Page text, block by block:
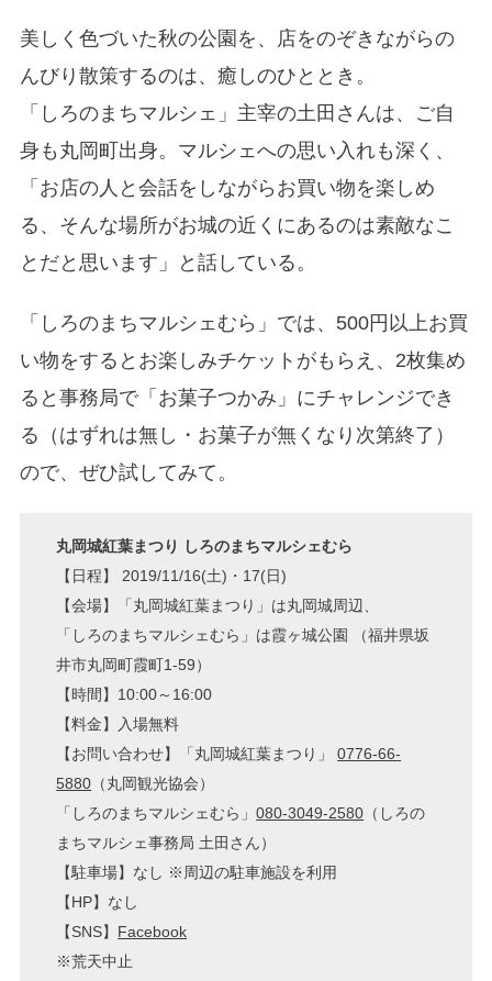
美しく色づいた秋の公園を、店をのぞきながらの
んびり散策するのは、癒しのひととき。
「しろのまちマルシェ」主宰の土田さんは、ご自
身も丸岡町出身。マルシェへの思い入れも深く、
「お店の人と会話をしながらお買い物を楽しめ
る、そんな場所がお城の近くにあるのは素敵なこ
とだと思います」と話している。
「しろのまちマルシェむら」では、500円以上お買
い物をするとお楽しみチケットがもらえ、2枚集め
ると事務局で「お菓子つかみ」にチャレンジでき
る（はずれは無し・お菓子が無くなり次第終了）
ので、ぜひ試してみて。
丸岡城紅葉まつり しろのまちマルシェむら
【日程】 2019/11/16(土)・17(日)
【会場】「丸岡城紅葉まつり」は丸岡城周辺、
「しろのまちマルシェむら」は霞ヶ城公園 （福井県坂
井市丸岡町霞町1-59）
【時間】10:00～16:00
【料金】入場無料
【お問い合わせ】「丸岡城紅葉まつり」0776-66-
5880 （丸岡観光協会）
「しろのまちマルシェむら」080-3049-2580 （しろの
まちマルシェ事務局 土田さん）
【駐車場】なし ※周辺の駐車施設を利用
【HP】なし
【SNS】 Facebook
※荒天中止